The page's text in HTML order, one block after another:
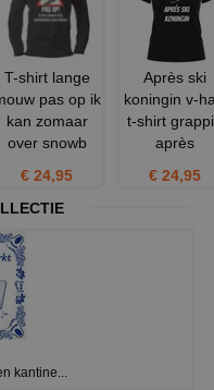
T-shirt lange
pas op ik
kan zomaar
over snowb
€ 24,95
Après ski
koningin v-
t-shirt
après
€ 24,95
kantine...